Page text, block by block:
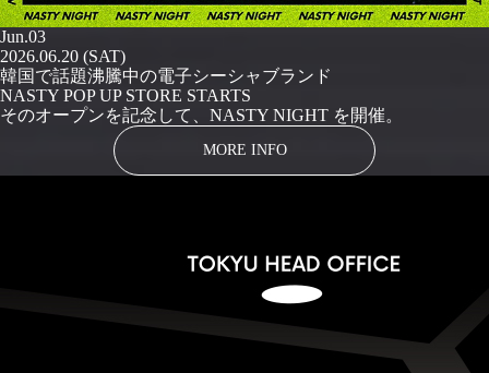
Jun.03
2026.06.20 (SAT)
韓国で話題沸騰中の電子シーシャブランド
NASTY POP UP STORE STARTS
そのオープンを記念して、NASTY NIGHT を開催。
MORE INFO